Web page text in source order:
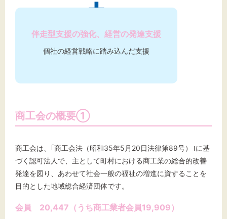
伴走型支援の強化、経営の発達支援
個社の経営戦略に踏み込んだ支援
商工会の概要①
商工会は、｢商工会法（昭和35年5月20日法律第89号）｣に基
づく認可法人で、主として町村における商工業の総合的改善
発達を図り、あわせて社会一般の福祉の増進に資することを
目的とした地域総合経済団体です。
会員 20,447（うち商工業者会員19,909）